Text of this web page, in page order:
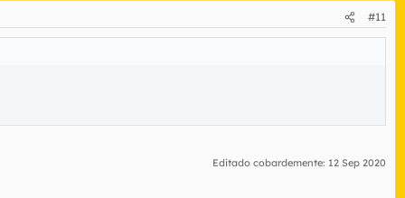
#11
Editado cobardemente: 12 Sep 2020